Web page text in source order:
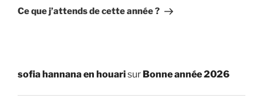
suivant
Ce que j’attends de cette année ?
sofia hannana en houarisur Bonne année 2026